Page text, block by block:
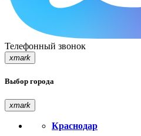
Телефонный звонок
xmark
Выбор города
xmark
Краснодар